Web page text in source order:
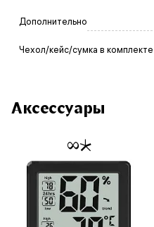
Дополнительно
Чехол/кейс/сумка в комплекте
Аксессуары